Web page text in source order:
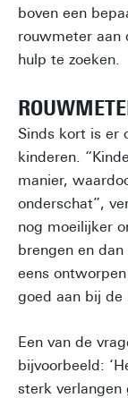
boven een
rouwmeter aan
hulp te zoeken.
Sinds kort is er
kinderen.
manier,
onderschat”,
nog moeilijker
brengen en
eens
goed aan bij de
Een van de
bijvoorbeeld:
sterk verlangen